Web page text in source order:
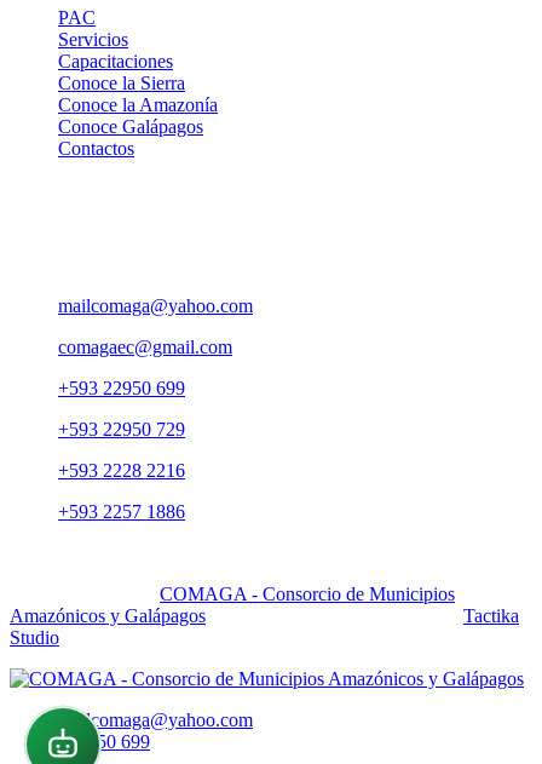
PAC
Servicios
Capacitaciones
Conoce la Sierra
Conoce la Amazonía
Conoce Galápagos
Contactos
mailcomaga@yahoo.com
comagaec@gmail.com
+593 22950 699
+593 22950 729
+593 2228 2216
+593 2257 1886
COMAGA - Consorcio de Municipios
Amazónicos y Galápagos
Tactika
Studio
mailcomaga@yahoo.com
022950 699